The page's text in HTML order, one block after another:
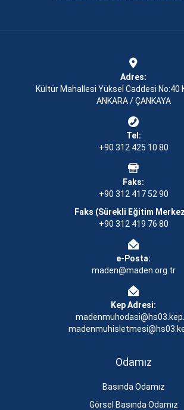
Adres:
Kültür Mahallesi Yüksel Caddesi No:40
ANKARA / ÇANKAYA
Tel:
+90 312 425 10 80
Faks:
+90 312 417 52 90
Faks (Sürekli Eğitim
+90 312 419 76 80
e-Posta:
maden@maden.org.tr
Kep Adresi:
Odamız
Basında Odamız
Görsel Basında Odamız